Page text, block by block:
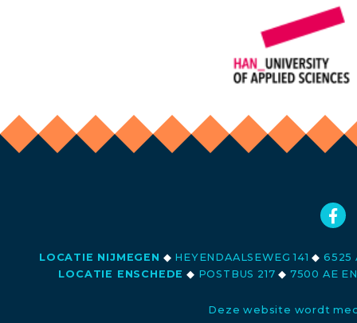
LOCATIE NIJMEGEN ◆ HEYENDAALSEWEG 141◆ 6525
LOCATIE ENSCHEDE ◆ POSTBUS 217◆ 7500 AE
Deze website wordt